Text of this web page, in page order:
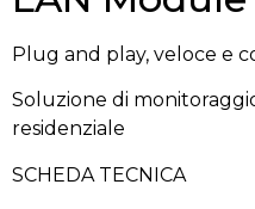
Plug and play, veloce e
Soluzione di
residenziale
SCHEDA TECNICA